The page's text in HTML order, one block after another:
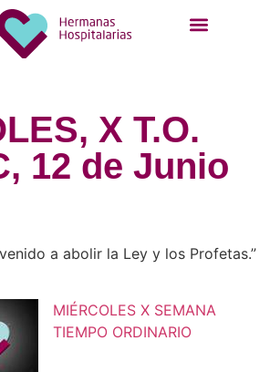
X T.O.
12 de Junio
a abolir la Ley y los Profetas.”
MIÉRCOLES X SEMANA
TIEMPO ORDINARIO